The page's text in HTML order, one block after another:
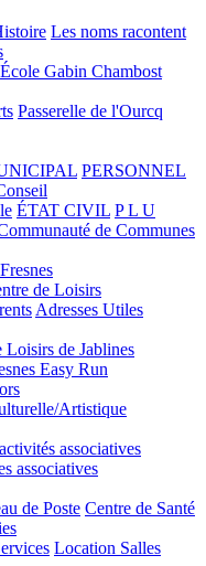
Les noms racontent
École Gabin Chambost
Passerelle de l'Ourcq
PERSONNEL
ÉTAT CIVIL P L U
de Communes
de Loisirs
Adresses Utiles
Loisirs de Jablines
Easy Run
Artistique
associatives
associatives
de Poste Centre de Santé
Location Salles